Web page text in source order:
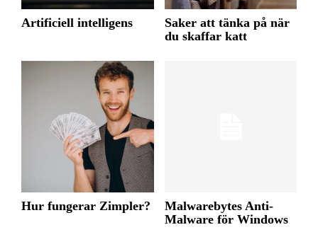
Artificiell intelligens
Saker att tänka på när
du skaffar katt
Hur fungerar Zimpler?
Malwarebytes Anti-
Malware för Windows